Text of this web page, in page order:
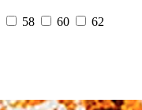
58 60
62